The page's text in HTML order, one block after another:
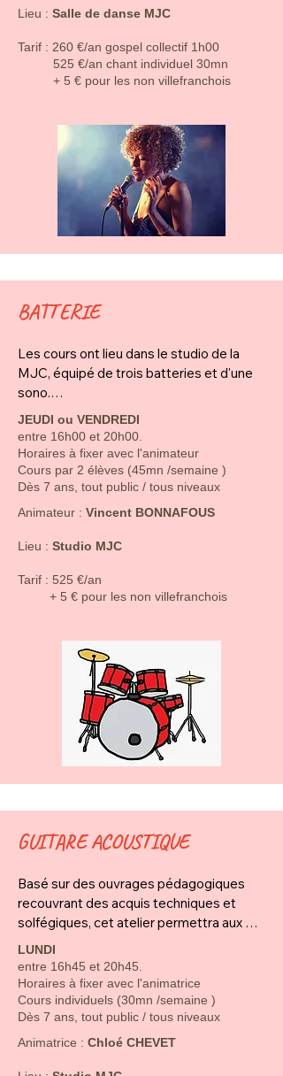
prise, le partage, les émotions, le ressenti
Gospel !
Lieu : Salle de danse MJC
​​Tarif : 260 €/an gospel collectif 1h00
525 €/an chant individuel 30mn
+ 5 € pour les non villefranchois
BATTERIE
Les cours ont lieu dans le studio de la
MJC, équipé de trois batteries et d'une
sono.
Chaque élève a ses baguettes, sa
méthode, un porte vue, de quoi noter
(stylo, cahier) et des bouchons pour
protéger ses oreilles.
On apprend la batterie via le solfège
rudiments, la coordination) l'écoute. On
musique du monde).
On partage ce qu'on a appris lors du
spectacle de fin d'année...
JEUDI ou VENDREDI
entre 16h00 et 20h00.
Horaires à fixer avec l'animateur
Cours par 2 élèves (45mn /semaine )
Dès 7 ans, tout public / tous niveaux
​​​Animateur : Vincent BONNAFOUS
Lieu : Studio MJC
​​Tarif : 525 €/an
+ 5 € pour les non villefranchois
GUITARE ACOUSTIQUE
Basé sur des ouvrages pédagogiques
recouvrant des acquis techniques et
solfégiques, cet atelier permettra aux
participants d'acquérir ou de
perfectionner la maîtrise de leur
instrument et s'attachera aussi à
développer leur approche rythmique,
mélodique et harmonique.
LUNDI
entre 16h45 et 20h45.
Horaires à fixer avec l'animatrice
Cours individuels (30mn /semaine )
Dès 7 ans, tout public / tous niveaux
​​​Animatrice : Chloé CHEVET